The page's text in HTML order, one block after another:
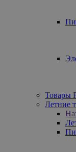
Товары
Летние